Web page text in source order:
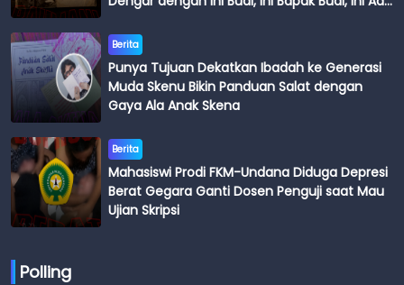
Berita
Punya Tujuan Dekatkan Ibadah ke Generasi
Muda Skenu Bikin Panduan Salat dengan
Gaya Ala Anak Skena
Berita
Mahasiswi Prodi FKM-Undana Diduga Depresi
Berat Gegara Ganti Dosen Penguji saat Mau
Ujian Skripsi
Polling